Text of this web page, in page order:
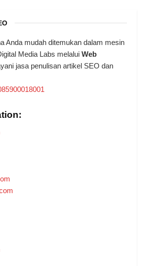
Anda mudah ditemukan dalam mesin
Media Labs melalui Web
jasa penulisan artikel SEO dan